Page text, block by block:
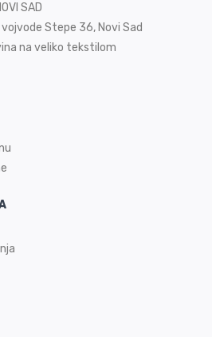
SAD
Stepe 36, Novi Sad
na veliko tekstilom